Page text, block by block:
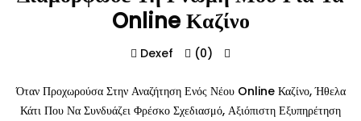
Online Καζίνο
Dexef (0)
Όταν Προχωρούσα Στην Αναζήτηση Ενός Νέου Online Καζίνο, Ήθελα
Κάτι Που Να Συνδυάζει Φρέσκο Σχεδιασμό, Αξιόπιστη Εξυπηρέτηση